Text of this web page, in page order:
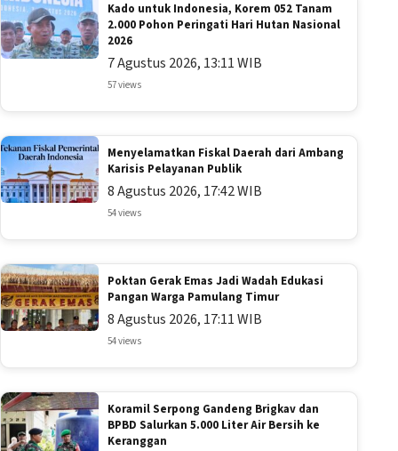
Kado untuk Indonesia, Korem 052 Tanam
2.000 Pohon Peringati Hari Hutan Nasional
2026
7 Agustus 2026, 13:11 WIB
57 views
Menyelamatkan Fiskal Daerah dari Ambang
Karisis Pelayanan Publik
8 Agustus 2026, 17:42 WIB
54 views
Poktan Gerak Emas Jadi Wadah Edukasi
Pangan Warga Pamulang Timur
8 Agustus 2026, 17:11 WIB
54 views
Koramil Serpong Gandeng Brigkav dan
BPBD Salurkan 5.000 Liter Air Bersih ke
Keranggan